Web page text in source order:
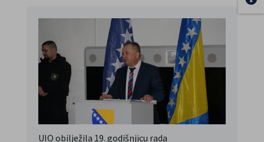
UIO obilježila 19. godišnjicu rada